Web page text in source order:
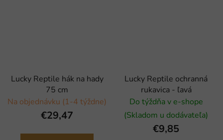
Lucky Reptile hák na hady
75 cm
Na objednávku (1-4 týždne)
€29,47
Lucky Reptile ochranná
rukavica - ľavá
Do týždňa v e-shope
(Skladom u dodávateľa)
€9,85